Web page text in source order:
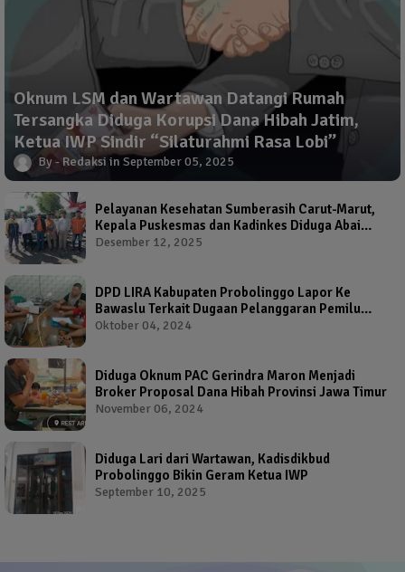
Oknum LSM dan Wartawan Datangi Rumah
Tersangka Diduga Korupsi Dana Hibah Jatim,
Ketua IWP Sindir “Silaturahmi Rasa Lobi”
Redaksi September 05, 2025
Pelayanan Kesehatan Sumberasih Carut-Marut,
Kepala Puskesmas dan Kadinkes Diduga Abai
Warga Jadi Korban
Desember 12, 2025
DPD LIRA Kabupaten Probolinggo Lapor Ke
Bawaslu Terkait Dugaan Pelanggaran Pemilu
Oleh Salah Satu Calon Wakil Bupati Probolinggo
Oktober 04, 2024
Diduga Oknum PAC Gerindra Maron Menjadi
Broker Proposal Dana Hibah Provinsi Jawa Timur
November 06, 2024
Diduga Lari dari Wartawan, Kadisdikbud
Probolinggo Bikin Geram Ketua IWP
September 10, 2025